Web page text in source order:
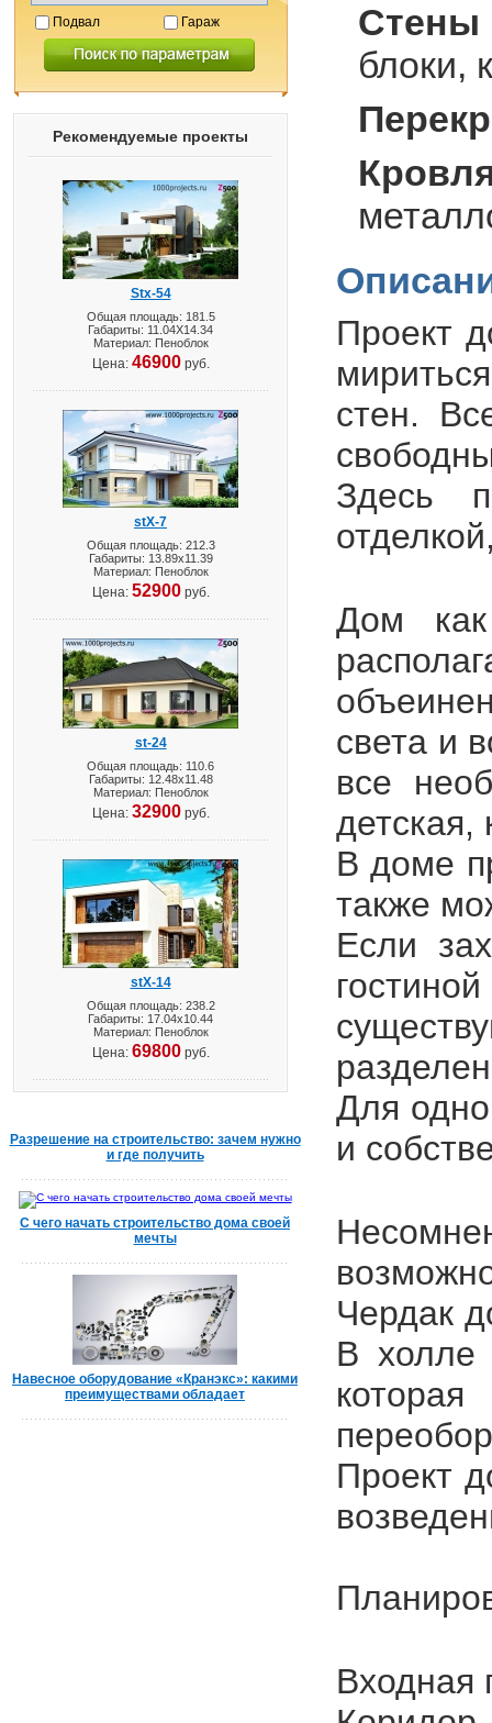
Подвал Гараж
Рекомендуемые проекты
Stx-54
Общая площадь: 181.5
Габариты: 11.04X14.34
Материал: Пеноблок
Цена: 46900руб.
stX-7
Общая площадь: 212.3
Габариты: 13.89х11.39
Материал: Пеноблок
Цена: 52900руб.
st-24
Общая площадь: 110.6
Габариты: 12.48х11.48
Материал: Пеноблок
Цена: 32900руб.
stX-14
Общая площадь: 238.2
Габариты: 17.04х10.44
Материал: Пеноблок
Цена: 69800руб.
Разрешение на строительство: зачем нужно
и где получить
С чего начать строительство дома своей
мечты
Навесное оборудование «Кранэкс»: какими
преимуществами обладает
Стены
блоки,
Проект
стен.
Здесь
Дом
света и
все
детская,
В доме
также
Если
Для
и
Чердак
В холле
Проект
Входная